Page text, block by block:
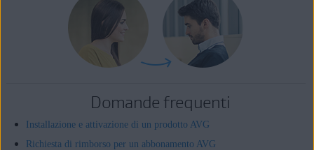
Domande frequenti
Installazione e attivazione di un prodotto AVG
Richiesta di rimborso per un abbonamento AVG